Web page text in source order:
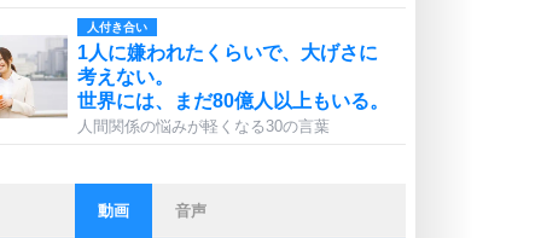
人付き合い
1人に嫌われたくらいで、大げさに
考えない。
世界には、まだ80億人以上もいる。
人間関係の悩みが軽くなる30の言葉
ストレス対策
動画 音声